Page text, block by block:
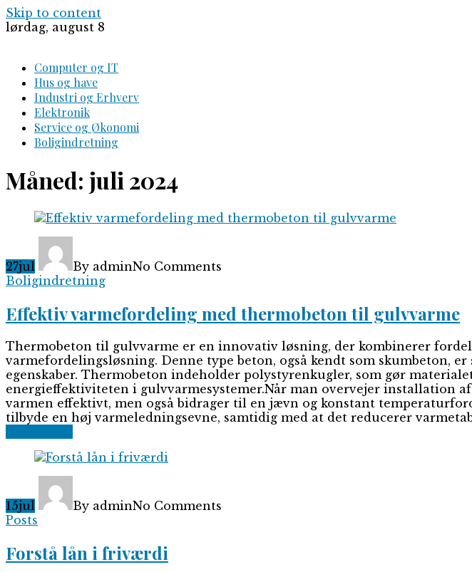
Skip to content
lørdag, august 8
Computer og IT
Hus og have
Industri og Erhverv
Elektronik
Service og Økonomi
Boligindretning
Måned: juli 2024
27jul By adminNo Comments
Boligindretning
Effektiv varmefordeling med thermobeton til gulvvarme
Thermobeton til gulvvarme er en innovativ løsning, der kombinerer
varmefordelingsløsning. Denne type beton, også kendt som skumbeton,
egenskaber. Thermobeton indeholder polystyrenkugler, som gør
energieffektiviteten i gulvvarmesystemer.Når man overvejer installation
varmen effektivt, men også bidrager til en jævn og konstant
tilbyde en høj varmeledningsevne, samtidig med at det reducerer
15jul By adminNo Comments
Posts
Forstå lån i friværdi